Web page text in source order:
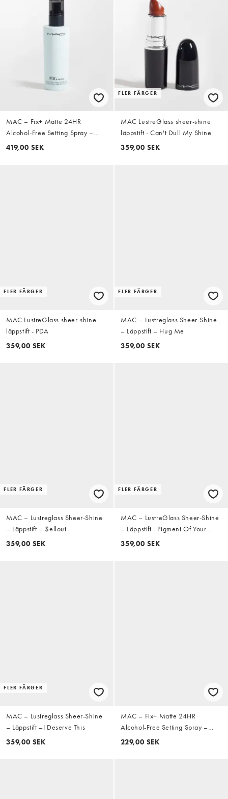
MAC – Fix+ Matte 24HR
Alcohol-Free Setting Spray –
Fixeringsspray, 100 ml
419,00 SEK
FLER FÄRGER
MAC LustreGlass sheer-shine
läppstift - Can't Dull My Shine
359,00 SEK
FLER FÄRGER
MAC LustreGlass sheer-shine
läppstift - PDA
359,00 SEK
FLER FÄRGER
MAC – Lustreglass Sheer-Shine
– Läppstift – Hug Me
359,00 SEK
FLER FÄRGER
MAC – Lustreglass Sheer-Shine
– Läppstift – $ellout
359,00 SEK
FLER FÄRGER
MAC – LustreGlass Sheer-Shine
– Läppstift - Pigment Of Your
Imagination
359,00 SEK
FLER FÄRGER
MAC – Lustreglass Sheer-Shine
– Läppstift –I Deserve This
359,00 SEK
MAC – Fix+ Matte 24HR
Alcohol-Free Setting Spray –
Fixeringsspray, 30 ml
229,00 SEK